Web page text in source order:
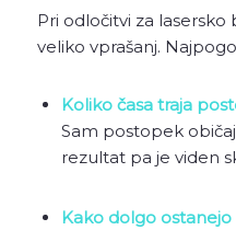
Pri odločitvi za
veliko vprašanj.
Koliko časa traja
Sam postopek
rezultat pa je viden
Kako dolgo